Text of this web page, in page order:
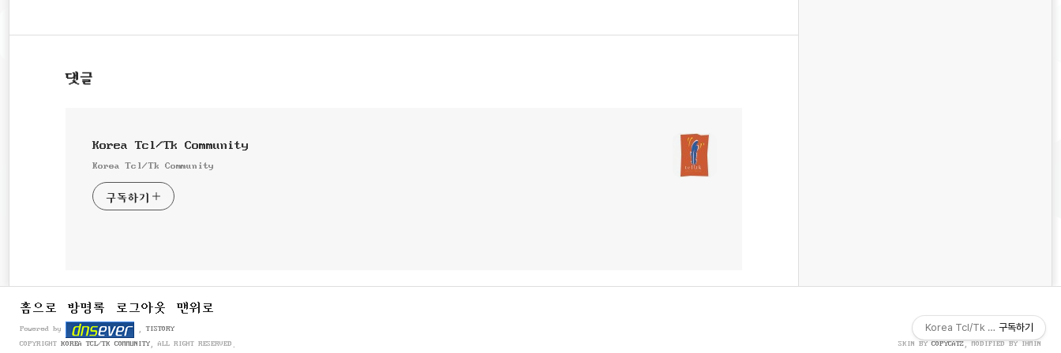
댓글
Korea Tcl/Tk Community
Korea Tcl/Tk Community
구독하기
홈으로 방명록 로그아웃 맨위로
Powered by ,TISTORY
SKIN BYCOPYCATZ , MODIFIED BY IHMIN
COPYRIGHT KOREA TCL/TK COMMUNITY , ALL RIGHT RESERVED.
Korea Tcl/Tk Community
구독하기